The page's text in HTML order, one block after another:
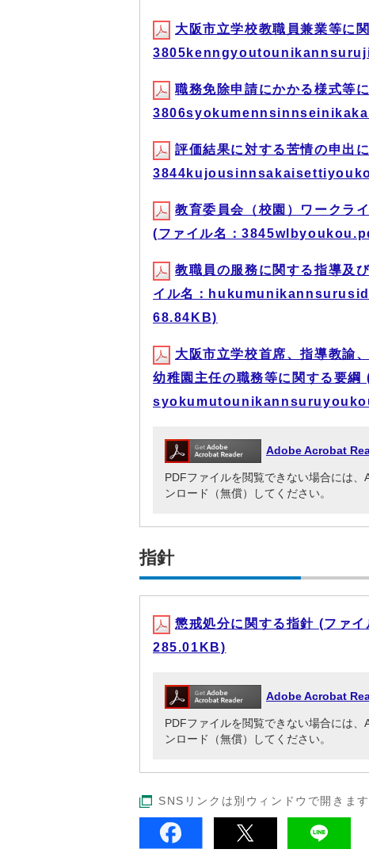
大阪市立学校教職員兼業等に
職務免除申請にかかる様式等
評価結果に対する苦情の申出
教育委員会（校園）ワークラ
(ファイル名：
教職員の服務に関する指導及
イル名：
68.84KB)
大阪市立学校首席、指導教諭
幼稚園主任の職務等に関する要綱
Adobe Acrobat
PDFファイルを閲覧できない場合には
ンロード（無償）してください。
指針
懲戒処分に関する指針 (ファ
285.01KB)
Adobe Acrobat
PDFファイルを閲覧できない場合には
ンロード（無償）してください。
SNSリンクは別ウィンドウで開きます